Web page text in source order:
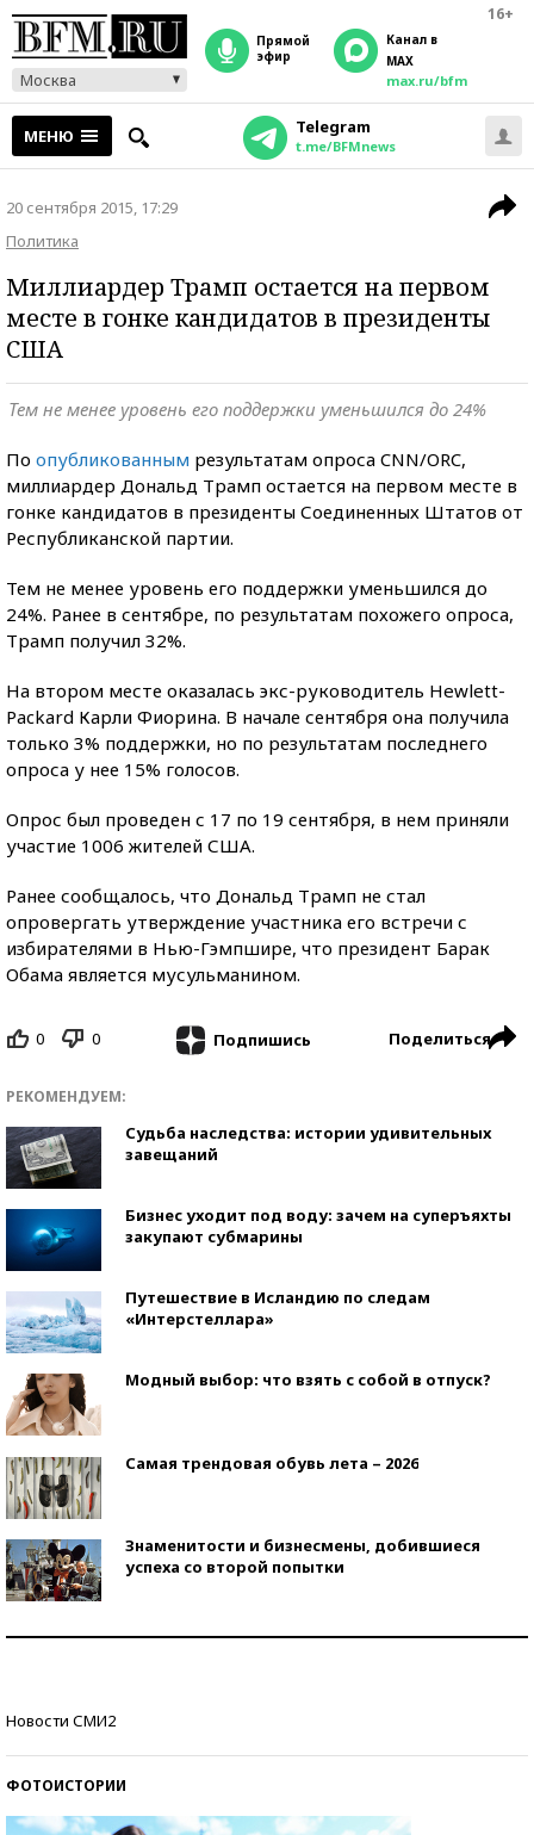
16+
Москва
прямой
эфир
Канал в
MAX
max.ru/bfm
МЕНЮ Telegram
t.me/BFMnews
20 сентября 2015, 17:29
Политика
Миллиардер Трамп остается на первом
месте в гонке кандидатов в президенты
США
Тем не менее уровень его поддержки уменьшился до 24%
По опубликованным результатам опроса CNN/ORC,
миллиардер Дональд Трамп остается на первом месте в
гонке кандидатов в президенты Соединенных Штатов от
Республиканской партии.
Тем не менее уровень его поддержки уменьшился до
24%. Ранее в сентябре, по результатам похожего опроса,
Трамп получил 32%.
На втором месте оказалась экс-руководитель Hewlett-
Packard Карли Фиорина. В начале сентября она получила
только 3% поддержки, но по результатам последнего
опроса у нее 15% голосов.
Опрос был проведен с 17 по 19 сентября, в нем приняли
участие 1006 жителей США.
Ранее сообщалось, что Дональд Трамп не стал
опровергать утверждение участника его встречи с
избирателями в Нью-Гэмпшире, что президент Барак
Обама является мусульманином.
0 0 Подпишись Поделиться
РЕКОМЕНДУЕМ:
Судьба наследства: истории удивительных
завещаний
Бизнес уходит под воду: зачем на суперъяхты
закупают субмарины
Путешествие в Исландию по следам
«Интерстеллара»
Модный выбор: что взять с собой в отпуск?
Самая трендовая обувь лета – 2026
Знаменитости и бизнесмены, добившиеся
успеха со второй попытки
Новости СМИ2
ФОТОИСТОРИИ